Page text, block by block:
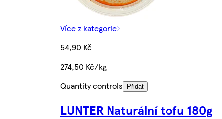
Více z kategorie
54,90 Kč
274,50 Kč/kg
Quantity controls
Přidat
LUNTER Naturální tofu 180g